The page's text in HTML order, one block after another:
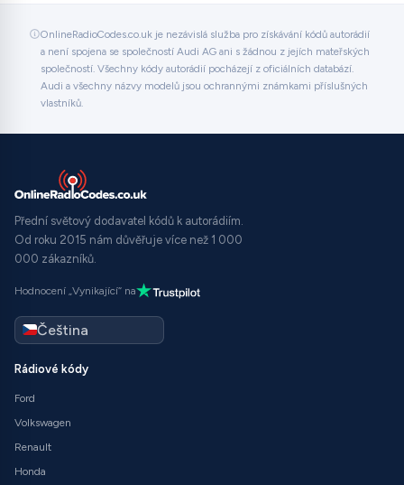
OnlineRadioCodes.co.uk je nezávislá služba pro získávání kódů autorádií
a není spojena se společností Audi AG ani s žádnou z jejích mateřských
společností. Všechny kódy autorádií pocházejí z oficiálních databází.
Audi a všechny názvy modelů jsou ochrannými známkami příslušných
vlastníků.
Přední světový dodavatel kódů k autorádiím.
Od roku 2015 nám důvěřuje více než 1 000
000 zákazníků.
Hodnocení „Vynikající“ na
Rádiové kódy
Ford
Volkswagen
Renault
Honda